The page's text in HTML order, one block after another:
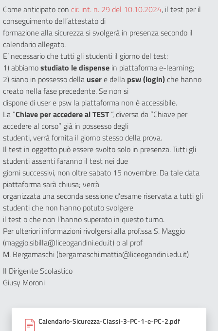
Come anticipato con cir. int. n. 29 del 10.10.2024, il test per il
conseguimento dell’attestato di
formazione alla sicurezza si svolgerà in presenza secondo il
calendario allegato.
E’ necessario che tutti gli studenti il giorno del test:
1) abbiamostudiato le dispense in piattaforma e-learning;
2) siano in possesso della usere della psw (login) che hanno
creato nella fase precedente. Se non si
dispone di user e psw la piattaforma non è accessibile.
La “Chiave per accedere al TEST“, diversa da “Chiave per
accedere al corso” già in possesso degli
studenti, verrà fornita il giorno stesso della prova.
Il test in oggetto può essere svolto solo in presenza. Tutti gli
studenti assenti faranno il test nei due
giorni successivi, non oltre sabato 15 novembre. Da tale data
piattaforma sarà chiusa; verrà
organizzata una seconda sessione d’esame riservata a tutti gli
studenti che non hanno potuto svolgere
il test o che non l’hanno superato in questo turno.
Per ulteriori informazioni rivolgersi alla prof.ssa S. Maggio
(maggio.sibilla@liceogandini.edu.it) o al prof
M. Bergamaschi (bergamaschi.mattia@liceogandini.edu.it)
Il Dirigente Scolastico
Giusy Moroni
Calendario-Sicurezza-Classi-3-PC-1-e-PC-2.pdf